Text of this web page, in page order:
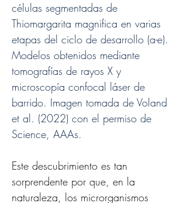
células segmentadas de
Thiomargarita magnifica en varias
etapas del ciclo de desarrollo (a-e).
Modelos obtenidos mediante
tomografías de rayos X y
microscopía confocal láser de
barrido. Imagen tomada de Voland
et al. (2022) con el permiso de
Science, AAAs.
Este descubrimiento es tan
sorprendente por que, en la
naturaleza, los microrganismos